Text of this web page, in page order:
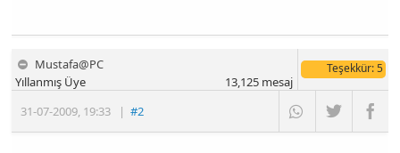
Mustafa@PC
31-07-2009, 19:33 |#2
Yıllanmış Üye
Teşekkür: 5
13,125mesaj